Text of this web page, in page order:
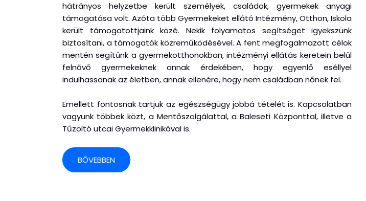
hátrányos helyzetbe került személyek, családok, gyermekek anyagi
támogatása volt. Azóta több Gyermekeket ellátó Intézmény, Otthon, Iskola
került támogatottjaink közé. Nekik folyamatos segítséget igyekszünk
biztosítani, a támogatók közreműködésével. A fent megfogalmazott célok
mentén segítünk a gyermekotthonokban, intézményi ellátás keretein belül
felnővő gyermekeknek annak érdekében, hogy egyenlő eséllyel
indulhassanak az életben, annak ellenére, hogy nem családban nőnek fel.
Emellett fontosnak tartjuk az egészségügy jobbá tételét is. Kapcsolatban
vagyunk többek közt, a Mentőszolgálattal, a Baleseti Központtal, illetve a
Tűzoltó utcai Gyermekklinikával is.
BŐVEBBEN